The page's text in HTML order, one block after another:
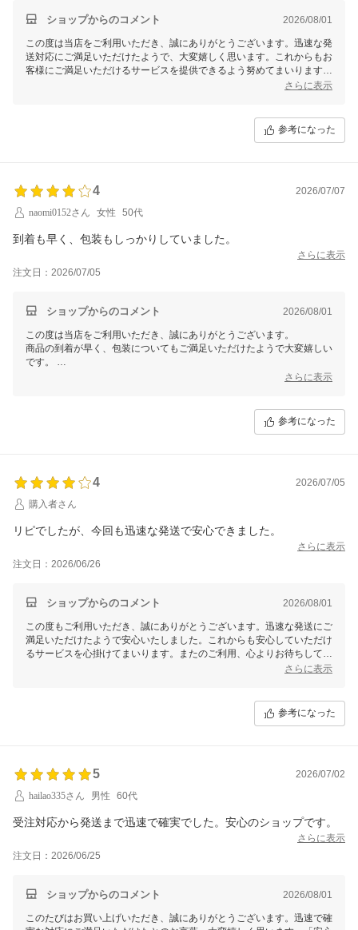
ショップからのコメント 2026/08/01
この度は当店をご利用いただき、誠にありがとうございます。迅速な発
送対応にご満足いただけたようで、大変嬉しく思います。これからもお
客様にご満足いただけるサービスを提供できるよう努めてまいります。
さらに表示
参考になった
4
2026/07/07
naomi0152さん
女性 50代
到着も早く、包装もしっかりしていました。
さらに表示
注文日：2026/07/05
ショップからのコメント 2026/08/01
この度は当店をご利用いただき、誠にありがとうございます。
商品の到着が早く、包装についてもご満足いただけたようで大変嬉しい
です。
今後も安心してお買い物いただけるよう、サービスの向上に努めてまい
何かご不明な点やご要望がございましたら、どうぞお気軽にお知らせく
さらに表示
参考になった
4
2026/07/05
購入者さん
リピでしたが、今回も迅速な発送で安心できました。
さらに表示
注文日：2026/06/26
ショップからのコメント 2026/08/01
この度もご利用いただき、誠にありがとうございます。迅速な発送にご
満足いただけたようで安心いたしました。これからも安心していただけ
るサービスを心掛けてまいります。またのご利用、心よりお待ちしてお
さらに表示
参考になった
5
2026/07/02
hailao335さん
男性 60代
受注対応から発送まで迅速で確実でした。安心のショップです。
さらに表示
注文日：2026/06/25
ショップからのコメント 2026/08/01
このたびはお買い上げいただき、誠にありがとうございます。迅速で確